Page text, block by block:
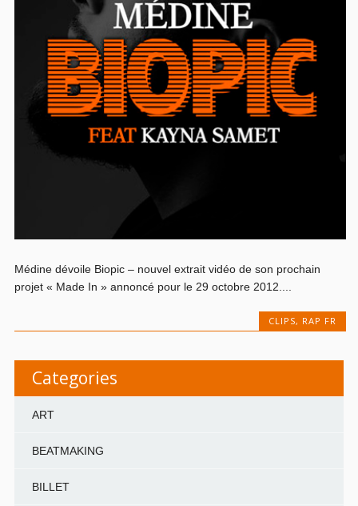
Médine dévoile Biopic – nouvel extrait vidéo de son prochain
projet « Made In » annoncé pour le 29 octobre 2012....
CLIPS, RAP FR
Categories
ART
BEATMAKING
BILLET